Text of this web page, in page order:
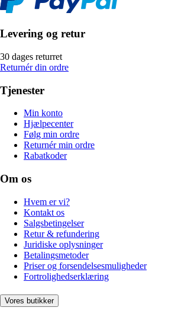
Levering og retur
30 dages returret
Returnér din ordre
Tjenester
Min konto
Hjælpecenter
Følg min ordre
Returnér min ordre
Rabatkoder
Om os
Hvem er vi?
Kontakt os
Salgsbetingelser
Retur & refundering
Juridiske oplysninger
Betalingsmetoder
Priser og forsendelsesmuligheder
Fortrolighedserklæring
Vores butikker